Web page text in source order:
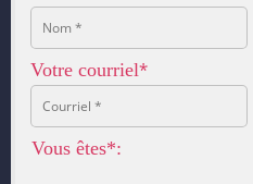
Votre courriel*
Vous êtes*: